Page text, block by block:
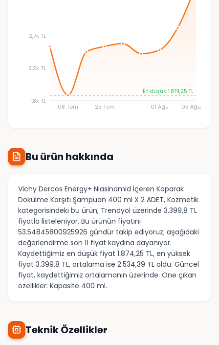
08 Tem 25 Tem 01 Ağu 05 Ağu
1,8k TL
2,2k TL
2,7k TL
En düşük: 1.874,25 TL
Bu ürün hakkında
Vichy Dercos Energy+ Niasinamid İçeren Koparak
Dökülme Karşıtı Şampuan 400 ml X 2 ADET, Kozmetik
kategorisindeki bu ürün, Trendyol üzerinde 3.399,8 TL
fiyatla listeleniyor. Bu ürünün fiyatını
53.54845800925926 gündür takip ediyoruz; aşağıdaki
değerlendirme son 11 fiyat kaydına dayanıyor.
Kaydettiğimiz en düşük fiyat 1.874,25 TL, en yüksek
fiyat 3.399,8 TL, ortalama ise 2.534,39 TL oldu. Güncel
fiyat, kaydettiğimiz ortalamanın üzerinde. Öne çıkan
özellikler: Kapasite 400 ml.
Teknik Özellikler